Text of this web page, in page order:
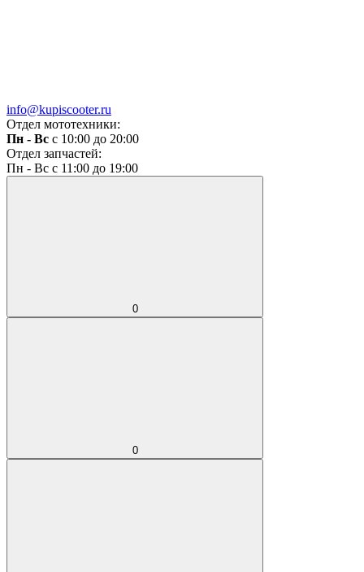
info@kupiscooter.ru
Отдел мототехники:
Пн - Вс с 10:00 до 20:00
Отдел запчастей:
Пн - Вс с 11:00 до 19:00
0
0